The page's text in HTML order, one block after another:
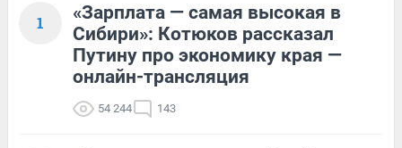
1
«Зарплата — самая высокая в
Сибири»: Котюков рассказал
Путину про экономику края —
онлайн-трансляция
54 244 143